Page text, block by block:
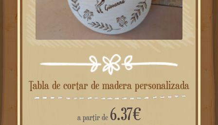
Tabla de cortar de madera personalizada
a partir de 6.37€